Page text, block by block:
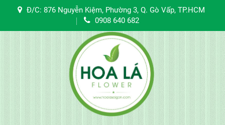
Đ/C: 876 Nguyễn Kiệm, Phường 3, Q. Gò Vấp, TP.HCM
0908 640 682